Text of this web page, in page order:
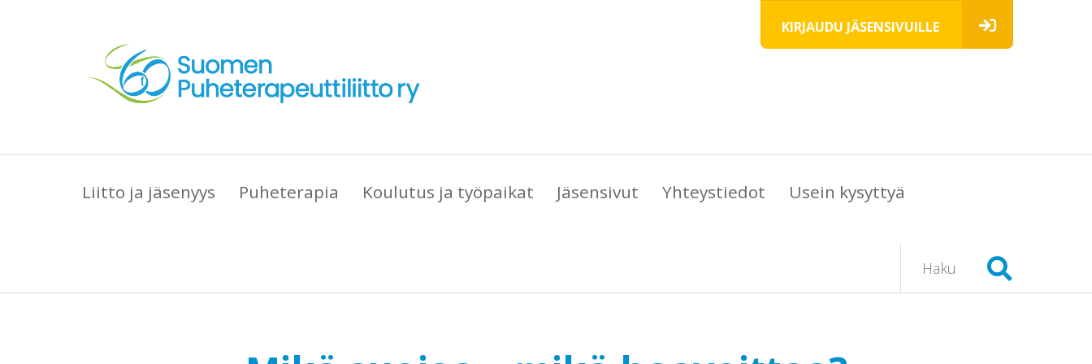
KIRJAUDU JÄSENSIVUILLE
Liitto ja jäsenyys Puheterapia Koulutus ja työpaikat Jäsensivut Yhteystiedot Usein kysyttyä